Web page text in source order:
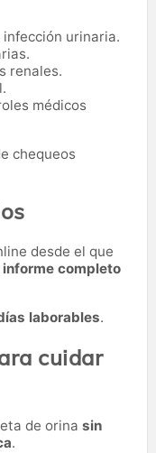
urinaria.
renales.
médicos
chequeos
desde el que
informe completo
laborables.
cuidar
de orina sin
.